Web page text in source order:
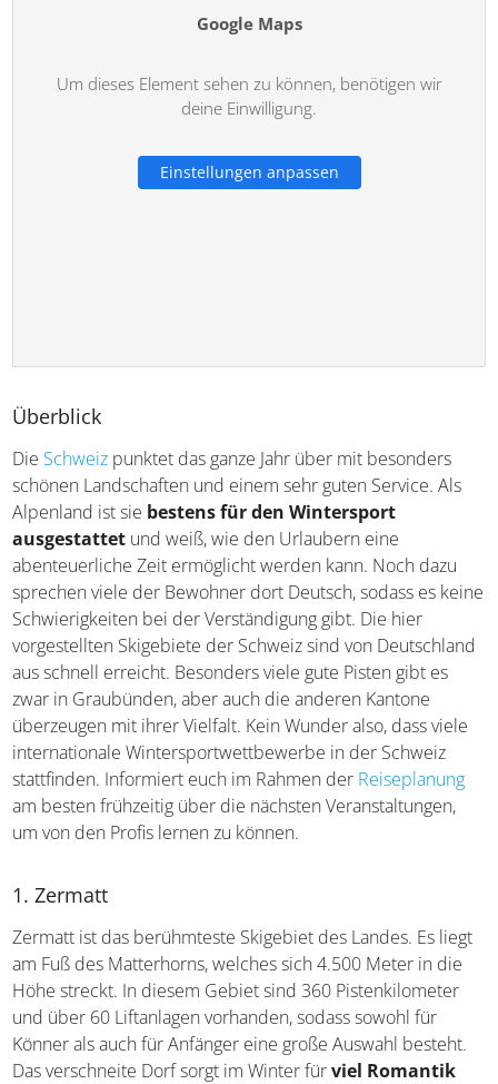
Google Maps
Um dieses Element sehen zu können, benötigen wir
deine Einwilligung.
Einstellungen anpassen
Überblick
Die Schweiz punktet das ganze Jahr über mit besonders
schönen Landschaften und einem sehr guten Service. Als
Alpenland ist sie bestens für den Wintersport
ausgestattet und weiß, wie den Urlaubern eine
abenteuerliche Zeit ermöglicht werden kann. Noch dazu
sprechen viele der Bewohner dort Deutsch, sodass es keine
Schwierigkeiten bei der Verständigung gibt. Die hier
vorgestellten Skigebiete der Schweiz sind von Deutschland
aus schnell erreicht. Besonders viele gute Pisten gibt es
zwar in Graubünden, aber auch die anderen Kantone
überzeugen mit ihrer Vielfalt. Kein Wunder also, dass viele
internationale Wintersportwettbewerbe in der Schweiz
stattfinden. Informiert euch im Rahmen der Reiseplanung
am besten frühzeitig über die nächsten Veranstaltungen,
um von den Profis lernen zu können.
1. Zermatt
Zermatt ist das berühmteste Skigebiet des Landes. Es liegt
am Fuß des Matterhorns, welches sich 4.500 Meter in die
Höhe streckt. In diesem Gebiet sind 360 Pistenkilometer
und über 60 Liftanlagen vorhanden, sodass sowohl für
Könner als auch für Anfänger eine große Auswahl besteht.
Das verschneite Dorf sorgt im Winter fürviel Romantik